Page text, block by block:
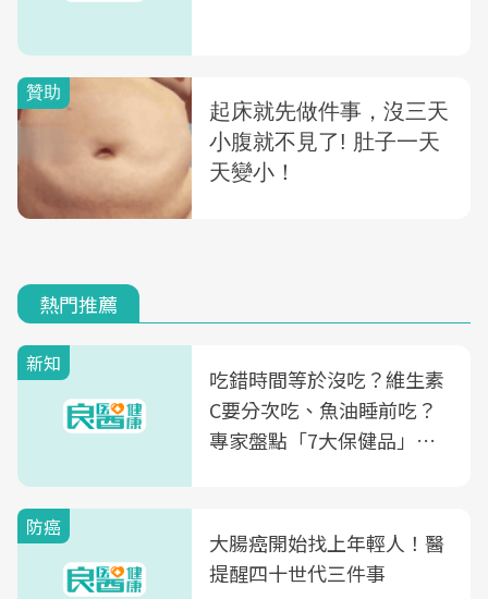
熱門推薦
新知
吃錯時間等於沒吃？維生素
C要分次吃、魚油睡前吃？
專家盤點「7大保健品」的
防癌
大腸癌開始找上年輕人！醫
提醒四十世代三件事